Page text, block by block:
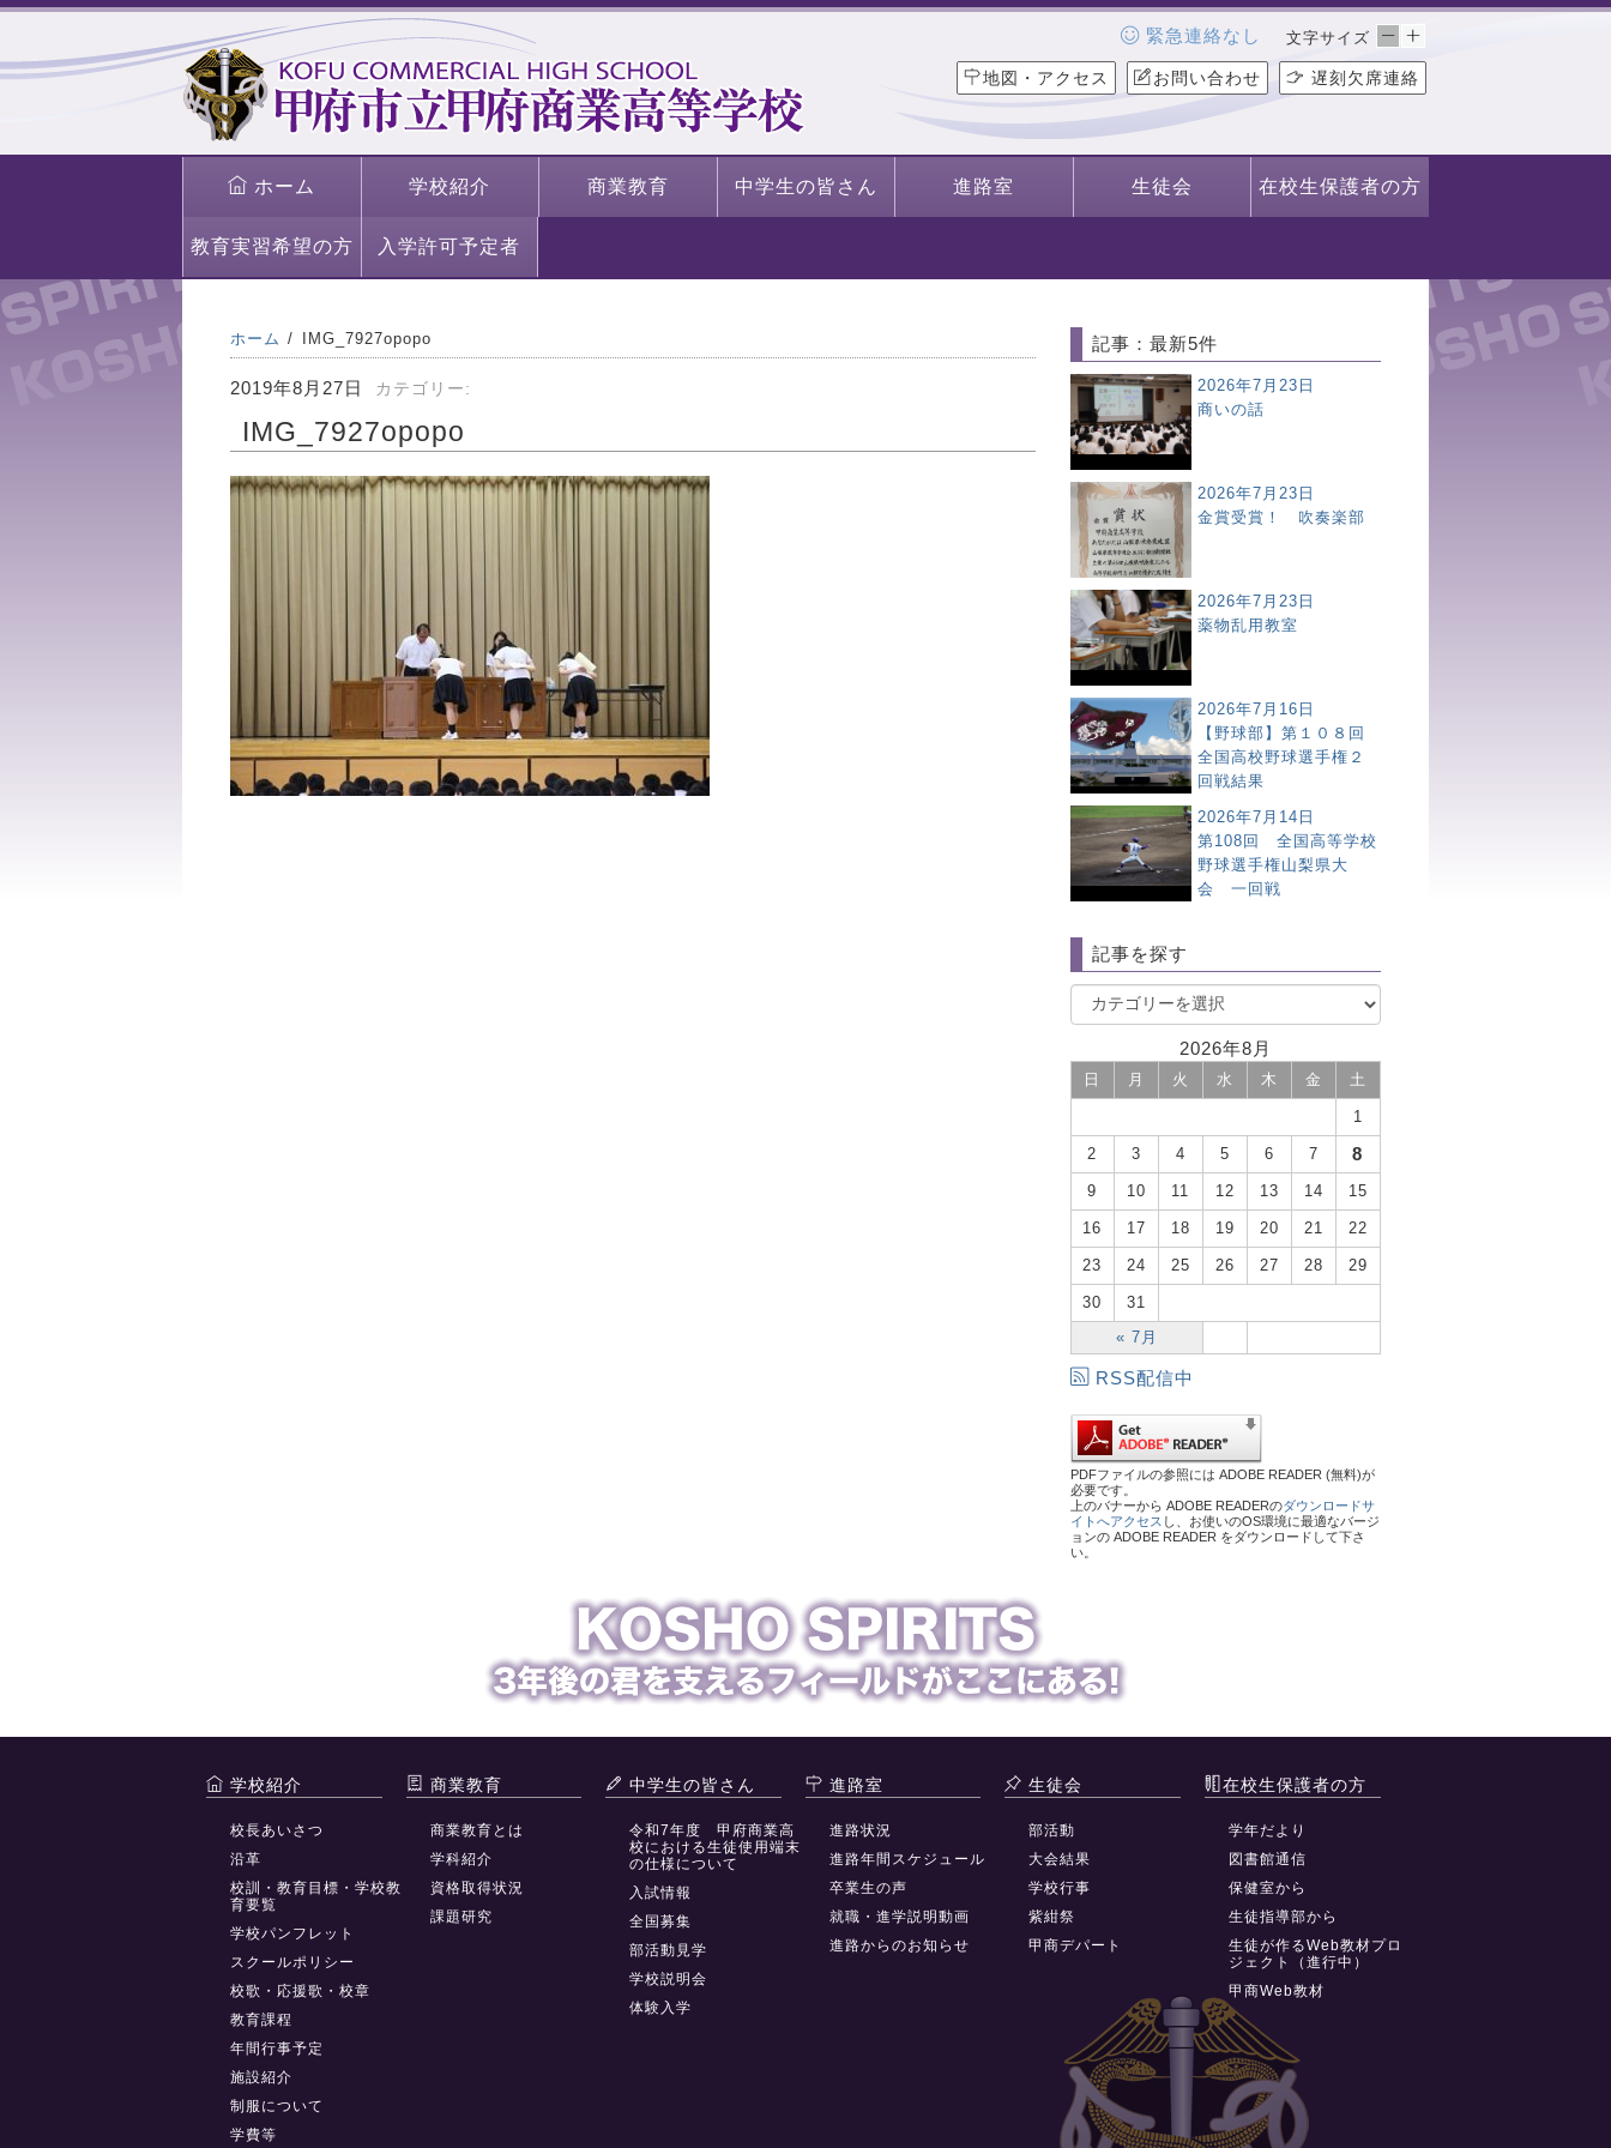
文字サイズ
地図・アクセス お問い合わせ 遅刻欠席連絡
緊急連絡なし
ホーム 学校紹介 商業教育 中学生の皆さん 進路室 生徒会 在校生保護者の方
教育実習希望の方 入学許可予定者
ホーム IMG_7927opopo
2019年8月27日 カテゴリー:
IMG_7927opopo
記事：最新5件
2026年7月23日
商いの話
2026年7月23日
金賞受賞！ 吹奏楽部
2026年7月23日
薬物乱用教室
2026年7月16日
【野球部】第１０８回
全国高校野球選手権２
回戦結果
2026年7月14日
第108回 全国高等学校
野球選手権山梨県大
会 一回戦
記事を探す
2026年8月
日 月 火 水 木 金 土
« 7月
1
2 3 4 5 6 7 8
9 10 11 12 13 14 15
16 17 18 19 20 21 22
23 24 25 26 27 28 29
30 31
RSS配信中
PDFファイルの参照には ADOBE READER (無料)が
必要です。
上のバナーから ADOBE READERのダウンロードサ
イトへアクセス し、お使いのOS環境に最適なバージ
ョンの ADOBE READER をダウンロードして下さ
い。
学校紹介
校長あいさつ
沿革
校訓・教育目標・学校教
育要覧
学校パンフレット
スクールポリシー
校歌・応援歌・校章
教育課程
年間行事予定
施設紹介
制服について
学費等
商業教育
商業教育とは
学科紹介
資格取得状況
課題研究
中学生の皆さん
令和7年度 甲府商業高
校における生徒使用端末
の仕様について
入試情報
全国募集
部活動見学
学校説明会
体験入学
進路室
進路状況
進路年間スケジュール
卒業生の声
就職・進学説明動画
進路からのお知らせ
生徒会
部活動
大会結果
学校行事
紫紺祭
甲商デパート
在校生保護者の方
学年だより
図書館通信
保健室から
生徒指導部から
生徒が作るWeb教材プロ
ジェクト（進行中）
甲商Web教材